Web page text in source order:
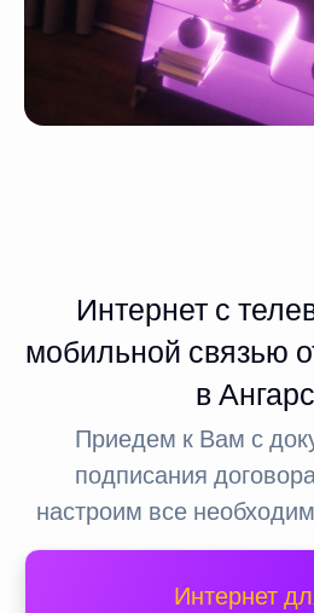
Интернет с
мобильной связью
в
Приедем к Вам с
подписания
настроим все
Интернет